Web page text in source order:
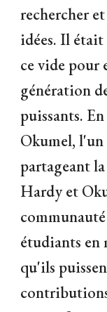
rechercher
idées. Il était
ce vide pour
génération
puissants.
Okumel, l'un
partageant
Hardy et
étudiants en
qu'ils